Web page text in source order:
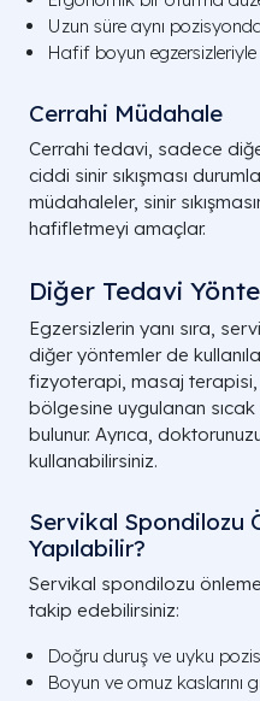
Uzun süre aynı
Hafif boyun
Cerrahi Müdahale
Cerrahi tedavi, sadece
ciddi sinir sıkışması
müdahaleler, sinir
hafifletmeyi amaçlar.
Diğer Tedavi
Egzersizlerin yanı sıra,
diğer yöntemler de
fizyoterapi, masaj
bölgesine uygulanan
bulunur. Ayrıca,
kullanabilirsiniz.
Servikal Spondilozu
Yapılabilir?
Servikal spondilozu
takip edebilirsiniz:
Doğru duruş ve uyku
Boyun ve omuz kaslarını